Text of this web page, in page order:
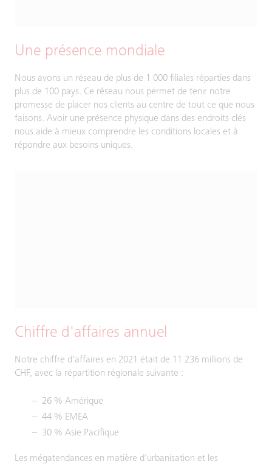
Une présence mondiale
Nous avons un réseau de plus de 1 000 filiales réparties dans
plus de 100 pays. Ce réseau nous permet de tenir notre
promesse de placer nos clients au centre de tout ce que nous
faisons. Avoir une présence physique dans des endroits clés
nous aide à mieux comprendre les conditions locales et à
répondre aux besoins uniques.
Chiffre d'affaires annuel
Notre chiffre d'affaires en 2021 était de 11 236 millions de
CHF, avec la répartition régionale suivante :
26 % Amérique
44 % EMEA
30 % Asie Pacifique
Les mégatendances en matière d'urbanisation et les